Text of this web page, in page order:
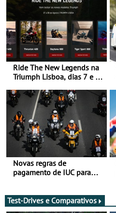
Ride The New Legends na
Triumph Lisboa, dias 7 e 8
Novas regras de
pagamento de IUC para
Test-Drives e Comparativos